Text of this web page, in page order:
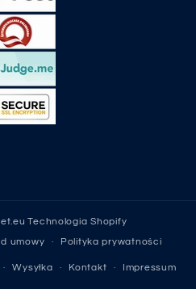
Technologia Shopify
umowy Polityka prywatności
Wysyłka Kontakt Impressum